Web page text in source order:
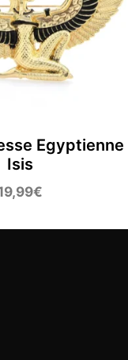
Egyptienne
Isis
€